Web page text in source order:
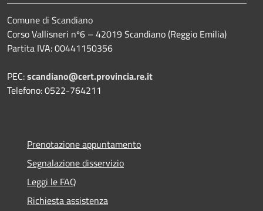
Comune di Scandiano
Corso Vallisneri nº6 – 42019 Scandiano (Reggio Emilia)
Partita IVA: 00441150356
PEC:scandiano@cert.provincia.re.it
Telefono: 0522-764211
Prenotazione appuntamento
Segnalazione disservizio
Leggi le FAQ
Richiesta assistenza